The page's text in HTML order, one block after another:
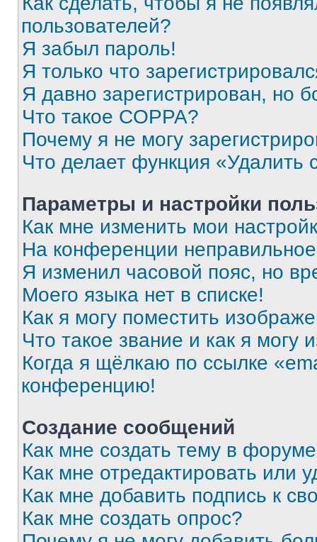
пользователей?
Я забыл пароль!
Я только что
Я давно зарегистрирован, но
Что такое COPPA?
Почему я не могу
Что делает функция «Удалить
Параметры и настройки
Как мне изменить мои
На конференции
Я изменил часовой пояс, но
Моего языка нет в списке!
Как я могу поместить
Что такое звание и как я могу
Когда я щёлкаю по ссылке
конференцию!
Создание сообщений
Как мне создать тему в
Как мне отредактировать или
Как мне добавить подпись к
Как мне создать опрос?